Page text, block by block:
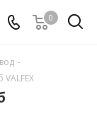
0
-